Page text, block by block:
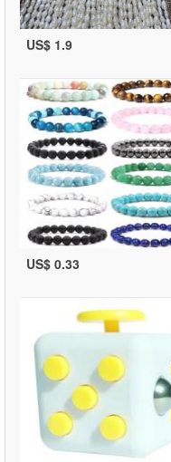
US$ 1.9
US$ 0.33